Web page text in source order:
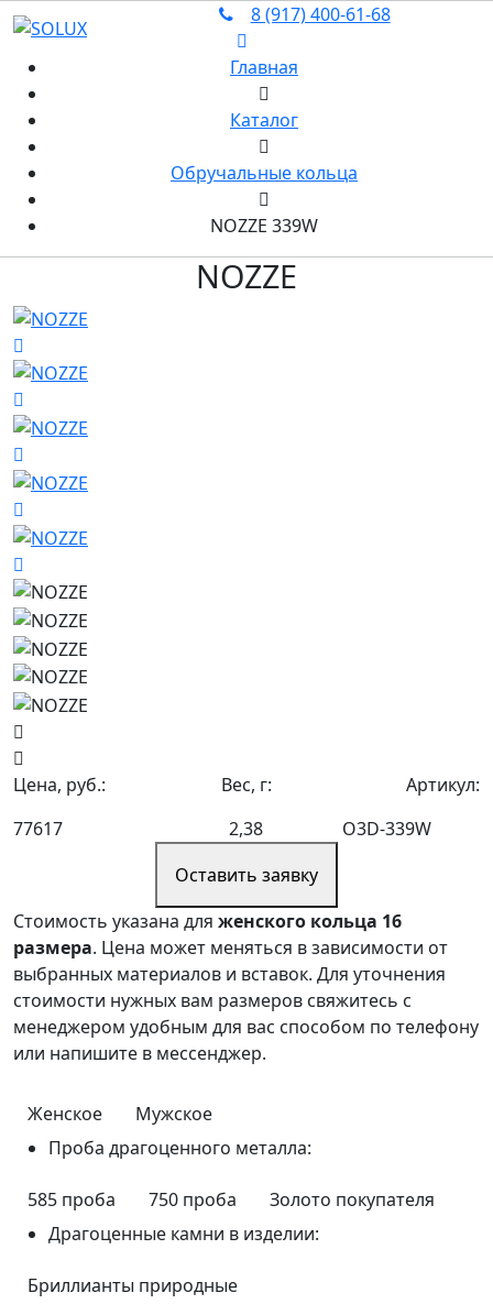
8 (917) 400‑61‑68
Главная
Каталог
Обручальные кольца
NOZZE 339W
NOZZE
Цена, руб.:
77617
Вес, г:
2,38
Артикул:
O3D-339W
Оставить заявку
Стоимость указана для женского кольца 16
размера. Цена может меняться в зависимости от
выбранных материалов и вставок. Для уточнения
стоимости нужных вам размеров свяжитесь с
менеджером удобным для вас способом по телефону
или напишите в мессенджер.
Женское
Мужское
Проба драгоценного металла:
585 проба 750 проба
Золото покупателя
Драгоценные камни в изделии:
Бриллианты природные